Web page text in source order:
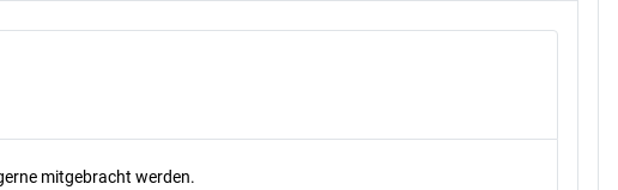
mitgebracht werden.